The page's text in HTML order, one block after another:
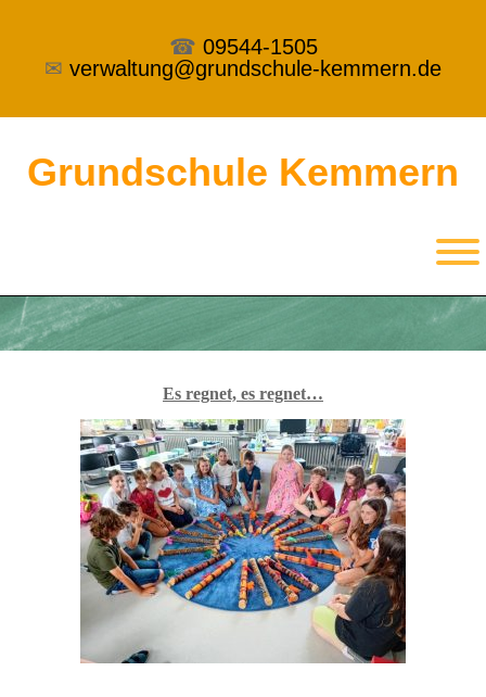
☎ 09544-1505
✉ verwaltung@grundschule-kemmern.de
Grundschule Kemmern
Es regnet, es regnet…